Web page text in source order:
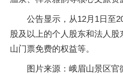
公告显示，从12月1日至
股及以上的个人股东和法人
山门票免费的权益等。
图片来源：峨眉山景区官